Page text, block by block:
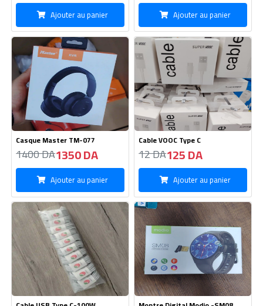
Casque Master TM-077
1400 DA1350 DA
Ajouter au panier
Cable VOOC Type C
12 DA125 DA
Ajouter au panier
Cable USB Type C-100W
150 DA 150 DA
Montre Digital Modio -SM08
4800 DA4700 DA